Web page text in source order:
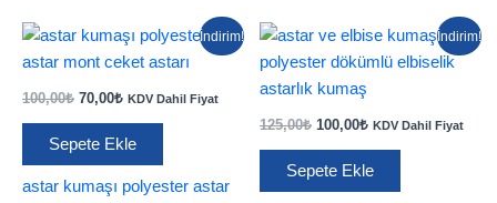
İndirim!
100,00₺ Orijinal
100,00₺.
70,00₺Şu
fiyat:
70,00₺.
KDV Dahil Fiyat
Sepete Ekle
astar kumaşı polyester astar
İndirim!
125,00₺ Orijinal
125,00₺.
100,00₺Şu
100,00₺.
KDV Dahil Fiyat
Sepete Ekle